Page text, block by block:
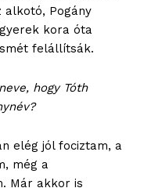
alkotó, Pogány
kora óta
felállítsák.
hogy Tóth
elég jól fociztam, a
még a
Már akkor is